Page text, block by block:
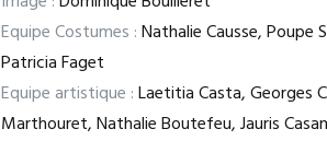
Equipe Costumes :Nathalie Causse, Poupe
Patricia Faget
Equipe artistique :Laetitia Casta, Georges
Marthouret, Nathalie Boutefeu, Jauris